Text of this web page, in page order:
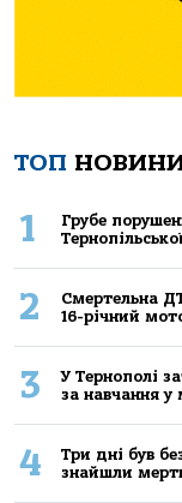
ТОП
1
Грубе
2
Смертельнa
16-річний
3
У Тернополі
за навчання у
4
Три дні був
знайшли